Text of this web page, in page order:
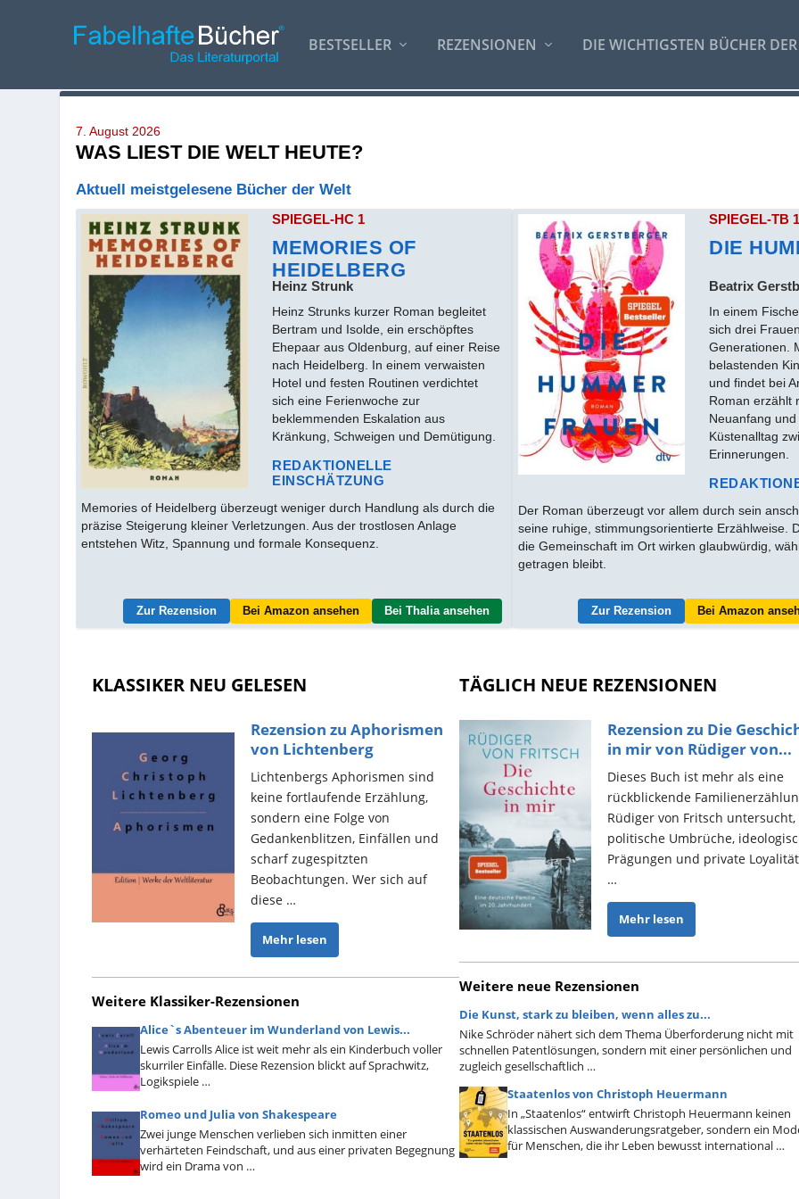
BESTSELLER REZENSIONEN DIE WICHTIGSTEN BÜCHER
7. August 2026
WAS LIEST DIE WELT HEUTE?
Aktuell meistgelesene Bücher der Welt
SPIEGEL-HC 1
MEMORIES OF
HEIDELBERG
Heinz Strunk
Heinz Strunks kurzer Roman begleitet
Bertram und Isolde, ein erschöpftes
Ehepaar aus Oldenburg, auf einer Reise
nach Heidelberg. In einem verwaisten
Hotel und festen Routinen verdichtet
sich eine Ferienwoche zur
beklemmenden Eskalation aus
Kränkung, Schweigen und Demütigung.
REDAKTIONELLE
EINSCHÄTZUNG
Memories of Heidelberg überzeugt weniger durch Handlung als durch die
präzise Steigerung kleiner Verletzungen. Aus der trostlosen Anlage
entstehen Witz, Spannung und formale Konsequenz.
Zur Rezension Bei Amazon ansehen Bei Thalia ansehen
SPIEGEL-TB 1
DIE
Beatrix
In einem
sich drei
Generationen.
belastenden
und findet bei
Roman erzählt
Neuanfang und
Küstenalltag
Erinnerungen.
Der Roman überzeugt vor allem durch sein
seine ruhige, stimmungsorientierte Erzählweise.
die Gemeinschaft im Ort wirken glaubwürdig,
getragen bleibt.
Zur Rezension Bei Amazon
KLASSIKER NEU GELESEN
Rezension zu Aphorismen
von Lichtenberg
Lichtenbergs Aphorismen sind
keine fortlaufende Erzählung,
sondern eine Folge von
Gedankenblitzen, Einfällen und
scharf zugespitzten
Beobachtungen. Wer sich auf
diese …
Mehr lesen
Weitere Klassiker-Rezensionen
Alice`s Abenteuer im Wunderland von Lewis...
Lewis Carrolls Alice ist weit mehr als ein Kinderbuch voller
skurriler Einfälle. Diese Rezension blickt auf Sprachwitz,
Logikspiele …
Romeo und Julia von Shakespeare
Zwei junge Menschen verlieben sich inmitten einer
verhärteten Feindschaft, und aus einer privaten Begegnung
wird ein Drama von …
TÄGLICH NEUE REZENSIONEN
Rezension zu Die
in mir von Rüdiger von...
Dieses Buch ist mehr als eine
rückblickende
Rüdiger von Fritsch untersucht,
politische Umbrüche,
Prägungen und private
…
Mehr lesen
Weitere neue Rezensionen
Die Kunst, stark zu bleiben, wenn alles zu...
Nike Schröder nähert sich dem Thema Überforderung nicht mit
schnellen Patentlösungen, sondern mit einer persönlichen und
zugleich gesellschaftlich …
Staatenlos von Christoph Heuermann
In „Staatenlos“ entwirft Christoph Heuermann keinen
klassischen Auswanderungsratgeber, sondern ein
für Menschen, die ihr Leben bewusst international …